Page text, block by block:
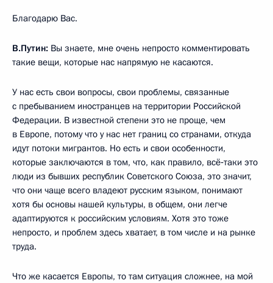
Благодарю Вас.
В.Путин: Вы знаете, мне очень непросто комментировать
такие вещи, которые нас напрямую не касаются.
У нас есть свои вопросы, свои проблемы, связанные
с пребыванием иностранцев на территории Российской
Федерации. В известной степени это не проще, чем
в Европе, потому что у нас нет границ со странами, откуда
идут потоки мигрантов. Но есть и свои особенности,
которые заключаются в том, что, как правило, всё‑таки это
люди из бывших республик Советского Союза, это значит,
что они чаще всего владеют русским языком, понимают
хотя бы основы нашей культуры, в общем, они легче
адаптируются к российским условиям. Хотя это тоже
непросто, и проблем здесь хватает, в том числе и на рынке
труда.
Что же касается Европы, то там ситуация сложнее, на мой